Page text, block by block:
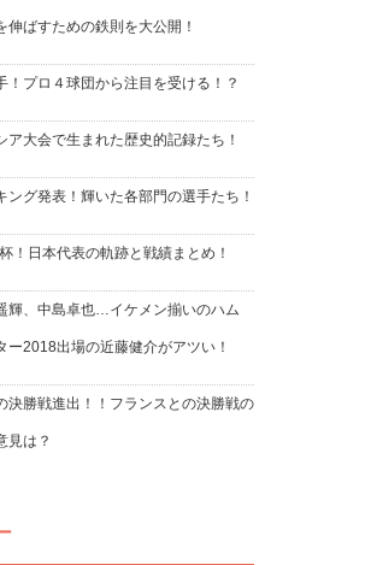
伸ばすための鉄則を大公開！
！プロ４球団から注目を受ける！？
ア大会で生まれた歴史的記録たち！
ング発表！輝いた各部門の選手たち！
！日本代表の軌跡と戦績まとめ！
輝、中島卓也…イケメン揃いのハム
ー2018出場の近藤健介がアツい！
決勝戦進出！！フランスとの決勝戦の
見は？